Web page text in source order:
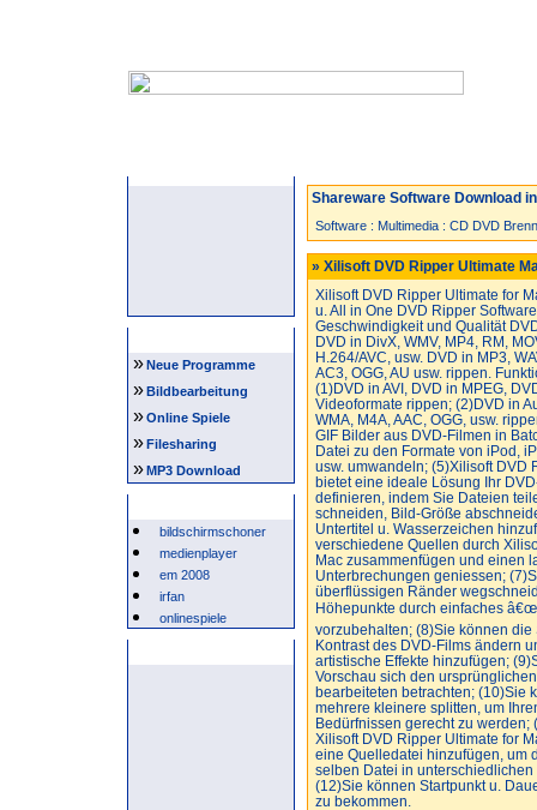
»Neue Programme
»Bildbearbeitung
»Online Spiele
»Filesharing
»MP3 Download
bildschirmschoner
medienplayer
em 2008
irfan
onlinespiele
Shareware Software Download
Software : Multimedia : CD DVD
» Xilisoft DVD Ripper Ultimate
Xilisoft DVD Ripper Ultimate for
u. All in One DVD Ripper
Geschwindigkeit und Qualität
DVD in DivX, WMV, MP4, RM,
H.264/AVC, usw. DVD in MP3,
AC3, OGG, AU usw. rippen.
(1)DVD in AVI, DVD in MPEG,
Videoformate rippen; (2)DVD in
WMA, M4A, AAC, OGG, usw.
GIF Bilder aus DVD-Filmen in
Datei zu den Formate von iPod,
usw. umwandeln; (5)Xilisoft DVD
bietet eine ideale Lösung Ihr
definieren, indem Sie Dateien
schneiden, Bild-Größe
Untertitel u. Wasserzeichen
verschiedene Quellen durch
Mac zusammenfügen und einen
Unterbrechungen geniessen;
überflüssigen Ränder
Höhepunkte durch einfaches
vorzubehalten; (8)Sie können
Kontrast des DVD-Films ändern
artistische Effekte hinzufügen;
Vorschau sich den
bearbeiteten betrachten; (10)Sie
mehrere kleinere splitten, um
Bedürfnissen gerecht zu werden;
Xilisoft DVD Ripper Ultimate for
eine Quelledatei hinzufügen, um
selben Datei in
(12)Sie können Startpunkt u.
zu bekommen.